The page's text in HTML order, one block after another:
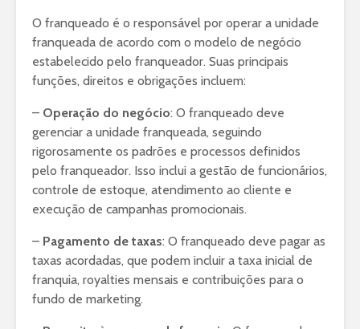
O franqueado é o responsável por operar a unidade
franqueada de acordo com o modelo de negócio
estabelecido pelo franqueador. Suas principais
funções, direitos e obrigações incluem:
– Operação do negócio: O franqueado deve
gerenciar a unidade franqueada, seguindo
rigorosamente os padrões e processos definidos
pelo franqueador. Isso inclui a gestão de funcionários,
controle de estoque, atendimento ao cliente e
execução de campanhas promocionais.
– Pagamento de taxas: O franqueado deve pagar as
taxas acordadas, que podem incluir a taxa inicial de
franquia, royalties mensais e contribuições para o
fundo de marketing.